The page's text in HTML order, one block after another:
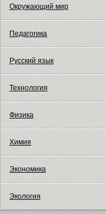
Окружающий мир
Педагогика
Русский язык
Технология
Физика
Химия
Экономика
Экология